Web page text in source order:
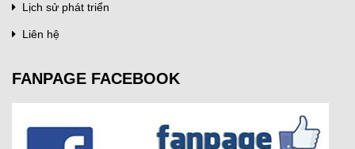
Lịch sử phát triển
Liên hệ
FANPAGE FACEBOOK